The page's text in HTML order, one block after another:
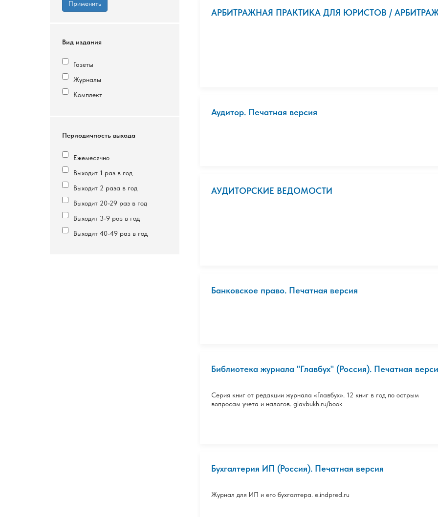
Вид издания
Газеты
Журналы
Комплект
Периодичность выхода
Ежемесячно
Выходит 1 раз в год
Выходит 2 раза в год
Выходит 20-29 раз в год
Выходит 3-9 раз в год
Выходит 40-49 раз в год
АРБИТРАЖНАЯ ПРАКТИКА ДЛЯ ЮРИСТОВ /
Аудитор. Печатная версия
АУДИТОРСКИЕ ВЕДОМОСТИ
Банковское право. Печатная версия
Библиотека журнала "Главбух" (Россия). Печатная
Серия книг от редакции журнала «Главбух». 12 книг в год по острым
вопросам учета и налогов. glavbukh.ru/book
Бухгалтерия ИП (Россия). Печатная версия
Журнал для ИП и его бухгалтера. e.indpred.ru